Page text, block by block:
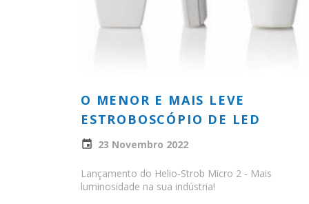
O MENOR E MAIS LEVE
ESTROBOSCÓPIO DE LED
23 Novembro 2022
Lançamento do Helio-Strob Micro 2 - Mais
luminosidade na sua indústria!